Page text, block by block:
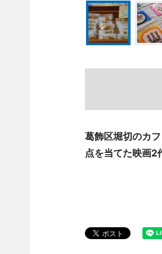
葛飾区堀切のカ
点を当てた映画2